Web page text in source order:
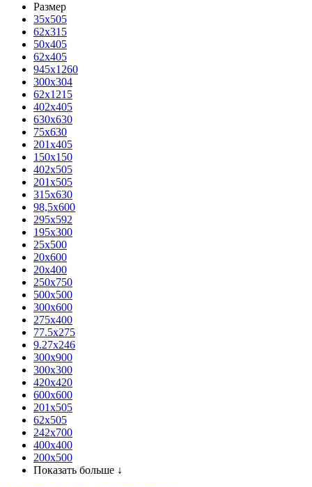
Размер
35х505
62x315
50x405
62х405
945x1260
300x304
62x1215
402x405
630x630
75x630
201x405
150x150
402x505
201x505
315x630
98,5х600
295x592
195х300
25x500
20х600
20х400
250x750
500x500
300x600
275x400
77.5х275
9.27x246
300x900
300x300
420х420
600х600
201х505
62х505
242х700
400х400
200х500
Показать больше ↓